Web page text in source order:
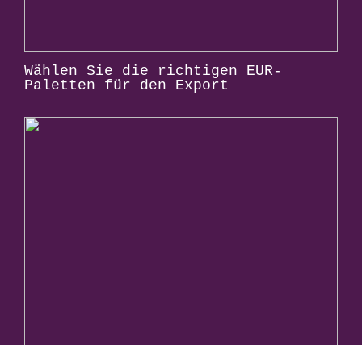
Wählen Sie die richtigen EUR-
Paletten für den Export